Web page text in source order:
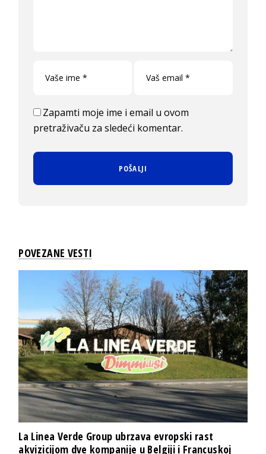
Zapamti moje ime i email u ovom
pretraživaču za sledeći komentar.
POVEZANE VESTI
La Linea Verde Group ubrzava evropski rast
akvizicijom dve kompanije u Belgiji i Francuskoj